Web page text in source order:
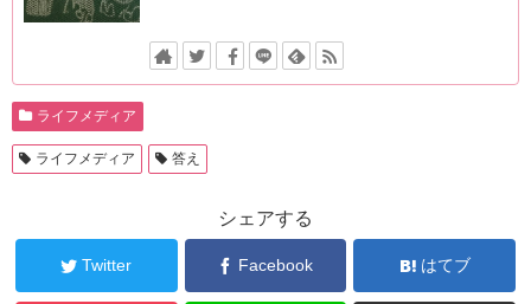
ライフメディア
ライフメディア 答え
シェアする
Twitter Facebook はてブ